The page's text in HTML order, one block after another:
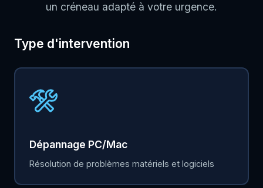
un créneau adapté à votre urgence.
Type d'intervention
Dépannage PC/Mac
Résolution de problèmes matériels et logiciels